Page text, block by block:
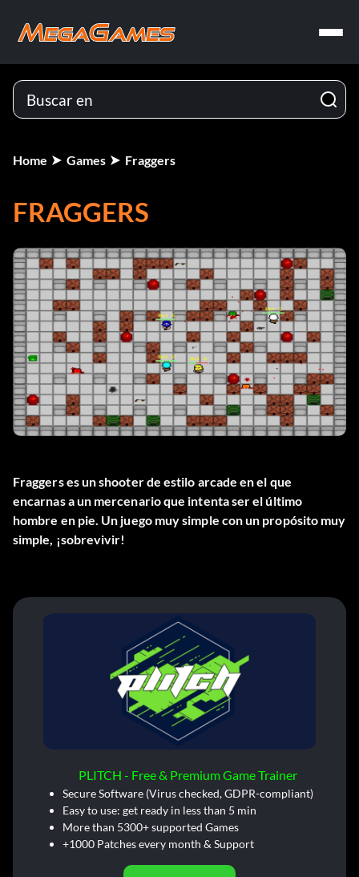
Home Games Fraggers
FRAGGERS
Fraggers es un shooter de estilo arcade en el que
encarnas a un mercenario que intenta ser el último
hombre en pie. Un juego muy simple con un propósito muy
simple, ¡sobrevivir!
PLITCH - Free & Premium Game Trainer
Secure Software (Virus checked, GDPR-compliant)
Easy to use: get ready in less than 5 min
More than 5300+ supported Games
+1000 Patches every month & Support